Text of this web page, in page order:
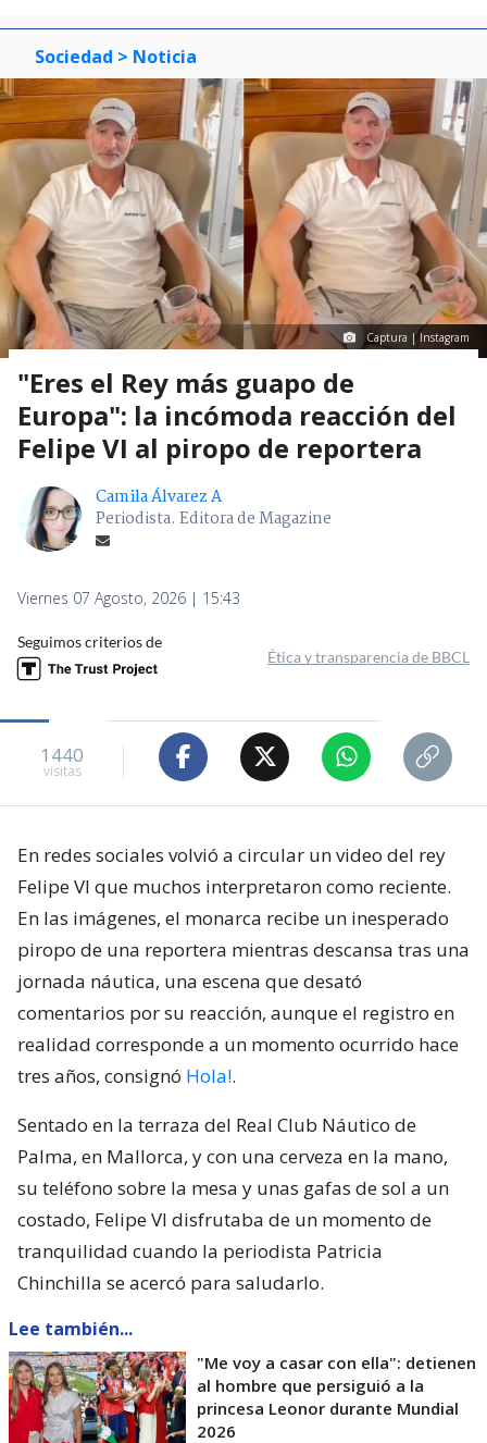
Sociedad > Noticia
Captura | Instagram
"Eres el Rey más guapo de
Europa": la incómoda reacción del
Felipe VI al piropo de reportera
Camila Álvarez A
Periodista. Editora de Magazine
Viernes 07 Agosto, 2026 | 15:43
Seguimos criterios de
Ética y transparencia de BBCL
1440
visitas
En redes sociales volvió a circular un video del rey
Felipe VI que muchos interpretaron como reciente.
En las imágenes, el monarca recibe un inesperado
piropo de una reportera mientras descansa tras una
jornada náutica, una escena que desató
comentarios por su reacción, aunque el registro en
realidad corresponde a un momento ocurrido hace
tres años, consignó Hola!.
Sentado en la terraza del Real Club Náutico de
Palma, en Mallorca, y con una cerveza en la mano,
su teléfono sobre la mesa y unas gafas de sol a un
costado, Felipe VI disfrutaba de un momento de
tranquilidad cuando la periodista Patricia
Chinchilla se acercó para saludarlo.
Lee también...
"Me voy a casar con ella": detienen
al hombre que persiguió a la
princesa Leonor durante Mundial
2026